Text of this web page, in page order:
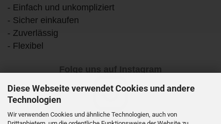
Diese Webseite verwendet Cookies und andere
Technologien
Wir verwenden Cookies und ähnliche Technologien, auch von
- Einfach und unkompliziert
- Sicher einkaufen
- Zuverlässig
- Flexibel
Folge uns auf Instagram